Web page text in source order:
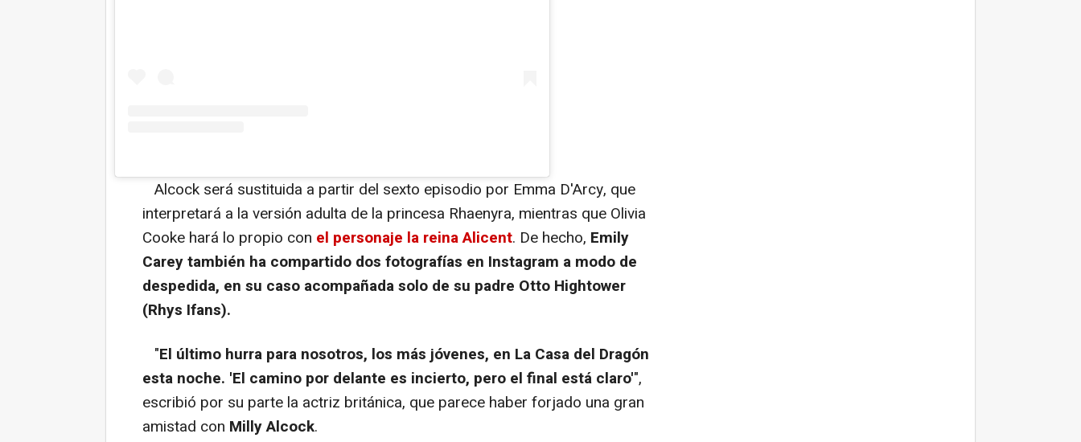
Alcock será sustituida a partir del sexto episodio por Emma D'Arcy, que
interpretará a la versión adulta de la princesa Rhaenyra, mientras que Olivia
Cooke hará lo propio con el personaje la reina Alicent. De hecho, Emily
Carey también ha compartido dos fotografías en Instagram a modo de
despedida, en su caso acompañada solo de su padre Otto Hightower
(Rhys Ifans).
"El último hurra para nosotros, los más jóvenes, en La Casa del Dragón
esta noche. 'El camino por delante es incierto, pero el final está claro'",
escribió por su parte la actriz británica, que parece haber forjado una gran
amistad con Milly Alcock.